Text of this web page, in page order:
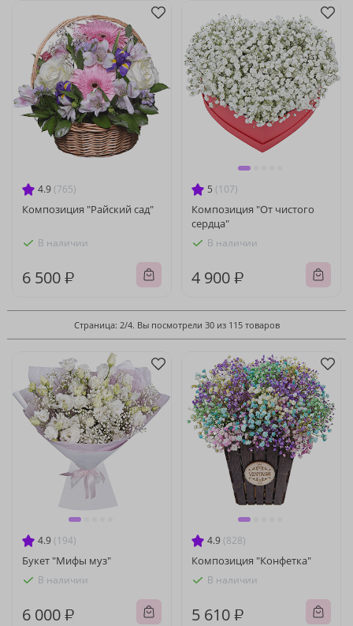
4.9 (765)
Композиция "Райский сад"
В наличии
6 500 ₽
5 (107)
Композиция "От чистого
сердца"
В наличии
4 900 ₽
Страница: 2/4. Вы посмотрели 30 из 115 товаров
4.9 (194)
Букет "Мифы муз"
В наличии
6 000 ₽
4.9 (828)
Композиция "Конфетка"
В наличии
5 610 ₽